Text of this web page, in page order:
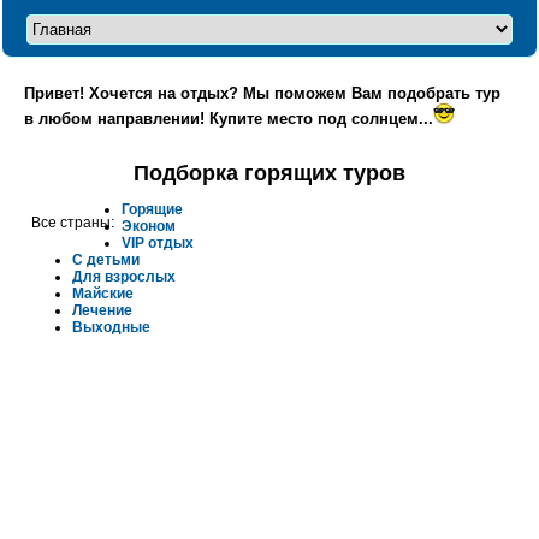
Привет! Хочется на отдых? Мы поможем Вам подобрать тур
в любом направлении! Купите место под солнцем...
Подборка горящих туров
Все страны:
Горящие
Эконом
VIP отдых
С детьми
Для взрослых
Майские
Лечение
Выходные